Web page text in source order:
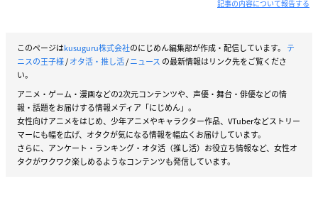
記事の内容について報告する
このページはkusuguru株式会社のにじめん編集部が作成・配信しています。 テ
ニスの王子様/オタ活・推し活/ニュース の最新情報はリンク先をご覧くださ
い。
アニメ・ゲーム・漫画などの2次元コンテンツや、声優・舞台・俳優などの情
報・話題をお届けする情報メディア「にじめん」。
女性向けアニメをはじめ、少年アニメやキャラクター作品、VTuberなどストリー
マーにも幅を広げ、オタクが気になる情報を幅広くお届けしています。
さらに、アンケート・ランキング・オタ活（推し活）お役立ち情報など、女性オ
タクがワクワク楽しめるようなコンテンツも発信しています。